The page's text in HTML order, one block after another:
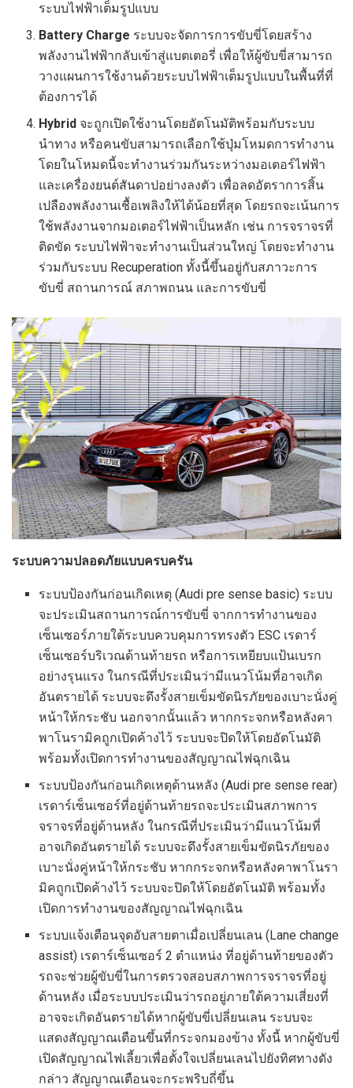
ระบบไฟฟ้าเต็มรูปแบบ
Battery Charge ระบบจะจัดการการขับขี่โดยสร้าง
พลังงานไฟฟ้ากลับเข้าสู่แบตเตอรี่ เพื่อให้ผู้ขับขี่สามารถ
วางแผนการใช้งานด้วยระบบไฟฟ้าเต็มรูปแบบในพื้นที่ที่
ต้องการได้
Hybrid จะถูกเปิดใช้งานโดยอัตโนมัติพร้อมกับระบบ
นำทาง หรือคนขับสามารถเลือกใช้ปุ่มโหมดการทำงาน
โดยในโหมดนี้จะทำงานร่วมกันระหว่างมอเตอร์ไฟฟ้า
และเครื่องยนต์สันดาปอย่างลงตัว เพื่อลดอัตราการสิ้น
เปลืองพลังงานเชื้อเพลิงให้ได้น้อยที่สุด โดยรถจะเน้นการ
ใช้พลังงานจากมอเตอร์ไฟฟ้าเป็นหลัก เช่น การจราจรที่
ติดขัด ระบบไฟฟ้าจะทำงานเป็นส่วนใหญ่ โดยจะทำงาน
ร่วมกับระบบ Recuperation ทั้งนี้ขึ้นอยู่กับสภาวะการ
ขับขี่ สถานการณ์ สภาพถนน และการขับขี่
ระบบความปลอดภัยแบบครบครัน
ระบบป้องกันก่อนเกิดเหตุ (Audi pre sense basic) ระบบ
จะประเมินสถานการณ์การขับขี่ จากการทำงานของ
เซ็นเซอร์ภายใต้ระบบควบคุมการทรงตัว ESC เรดาร์
เซ็นเซอร์บริเวณด้านท้ายรถ หรือการเหยียบแป้นเบรก
อย่างรุนแรง ในกรณีที่ประเมินว่ามีแนวโน้มที่อาจเกิด
อันตรายได้ ระบบจะดึงรั้งสายเข็มขัดนิรภัยของเบาะนั่งคู่
หน้าให้กระชับ นอกจากนั้นแล้ว หากกระจกหรือหลังคา
พาโนรามิคถูกเปิดค้างไว้ ระบบจะปิดให้โดยอัตโนมัติ
พร้อมทั้งเปิดการทำงานของสัญญาณไฟฉุกเฉิน
ระบบป้องกันก่อนเกิดเหตุด้านหลัง (Audi pre sense rear)
เรดาร์เซ็นเซอร์ที่อยู่ด้านท้ายรถจะประเมินสภาพการ
จราจรที่อยู่ด้านหลัง ในกรณีที่ประเมินว่ามีแนวโน้มที่
อาจเกิดอันตรายได้ ระบบจะดึงรั้งสายเข็มขัดนิรภัยของ
เบาะนั่งคู่หน้าให้กระชับ หากกระจกหรือหลังคาพาโนรา
มิคถูกเปิดค้างไว้ ระบบจะปิดให้โดยอัตโนมัติ พร้อมทั้ง
เปิดการทำงานของสัญญาณไฟฉุกเฉิน
ระบบแจ้งเตือนจุดอับสายตาเมื่อเปลี่ยนเลน (Lane change
assist) เรดาร์เซ็นเซอร์ 2 ตำแหน่ง ที่อยู่ด้านท้ายของตัว
รถจะช่วยผู้ขับขี่ในการตรวจสอบสภาพการจราจรที่อยู่
ด้านหลัง เมื่อระบบประเมินว่ารถอยู่ภายใต้ความเสี่ยงที่
อาจจะเกิดอันตรายได้หากผู้ขับขี่เปลี่ยนเลน ระบบจะ
แสดงสัญญาณเตือนขึ้นที่กระจกมองข้าง ทั้งนี้ หากผู้ขับขี่
เปิดสัญญาณไฟเลี้ยวเพื่อตั้งใจเปลี่ยนเลนไปยังทิศทางดัง
กล่าว สัญญาณเตือนจะกระพริบถี่ขึ้น